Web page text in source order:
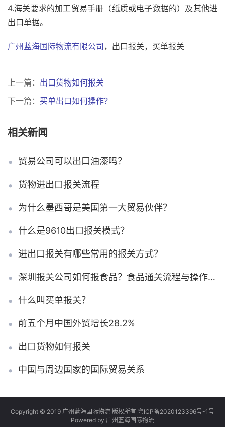
4.海关要求的加工贸易手册（纸质或电子数据的）及其他进
出口单据。
广州蓝海国际物流有限公司 ，出口报关，买单报关
上一篇： 出口货物如何报关
下一篇： 买单出口如何操作？
相关新闻
贸易公司可以出口油漆吗？
货物进出口报关流程
为什么墨西哥是美国第一大贸易伙伴？
什么是9610出口报关模式？
进出口报关有哪些常用的报关方式？
深圳报关公司如何报食品？食品通关流程与操作要点全解析
什么叫买单报关？
前五个月中国外贸增长28.2%
出口货物如何报关
中国与周边国家的国际贸易关系
Copyright © 2019 广州蓝海国际物流 版权所有 粤ICP备2020123396号-1号
Powered by 广州蓝海国际物流